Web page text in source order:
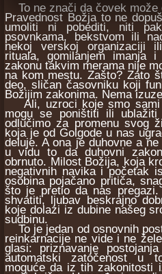
To ne znači da čovek može
Pravednost Božja to ne
umoliti ni pobediti, niti
psovnkama, bekstvom ili
nekoj verskoj organizaciji
rituala, gomilanjem imanja
zakonu takvim merama nije
na kom mestu. Zašto? Zato
deo, sličan časovniku koji
Božijim zakonima. Nema
Ali, uzroci koje smo sami
mogu se poništiti ili
odlučimo za promenu svog
koja je od Golgode u nas
deluje. A ona je duhovne a
u vidu to da duhovni
obrnuto. Milost Božija, koja
negativnih navika i početak
osobina pojačano pritiča,
što je pretio da nas
shvatiti, ljubav beskrajno
koje dolazi iz dubine našeg
sudbinu.
To je jedan od osnovnih
reinkarnacije ne vide i ne
glasi: priznavanje
automatski zatočenost u
moguće da iz tih zakonitosti